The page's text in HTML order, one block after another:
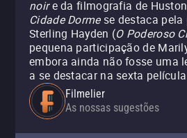
noire da filmografia de
Cidade Dormese destaca pela
Sterling Hayden (O Poderoso
pequena participação de
embora ainda não fosse uma
a se destacar na sexta
Filmelier
As nossas sugestões